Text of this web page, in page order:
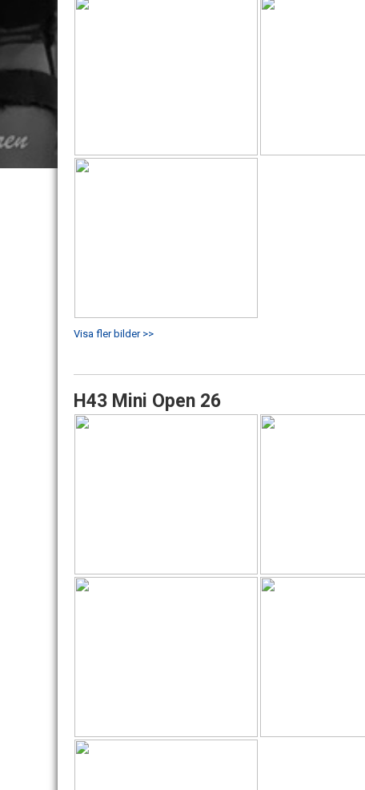
Visa fler bilder >>
H43 Mini Open 26